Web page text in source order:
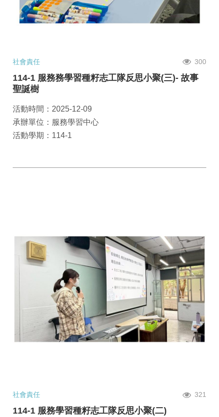
社會責任 300
114-1 服務務學習種籽志工隊反思小聚(三)- 故事
聖誕樹
活動時間：2025-12-09
承辦單位：服務學習中心
活動學期：114-1
社會責任 321
114-1 服務學習種籽志工隊反思小聚(二)